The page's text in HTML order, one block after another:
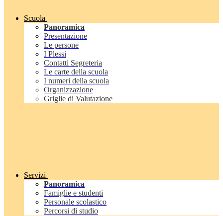
Scuola
Panoramica
Presentazione
Le persone
I Plessi
Contatti Segreteria
Le carte della scuola
I numeri della scuola
Organizzazione
Griglie di Valutazione
Servizi
Panoramica
Famiglie e studenti
Personale scolastico
Percorsi di studio